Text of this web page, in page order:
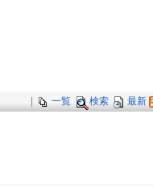
一覧 検索 最新